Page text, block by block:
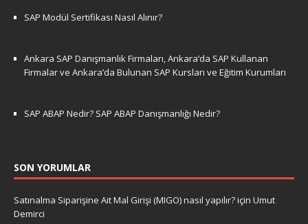
SAP Modül Sertifikası Nasıl Alınır?
Ankara SAP Danışmanlık Firmaları, Ankara’da SAP Kullanan
Firmalar ve Ankara’da Bulunan SAP Kursları ve Eğitim Kurumları
SAP ABAP Nedir? SAP ABAP Danışmanlığı Nedir?
SON YORUMLAR
Satınalma Siparişine Ait Mal Girişi (MIGO) nasıl yapılır?için Umut
Demirci